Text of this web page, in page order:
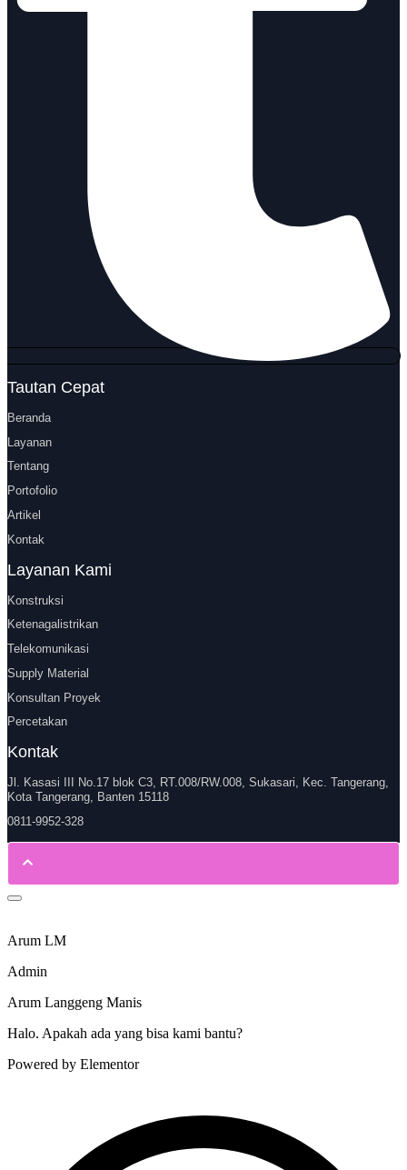
Tautan Cepat
Beranda
Layanan
Tentang
Portofolio
Artikel
Kontak
Layanan Kami
Konstruksi
Ketenagalistrikan
Telekomunikasi
Supply Material
Konsultan Proyek
Percetakan
Kontak
Jl. Kasasi III No.17 blok C3, RT.008/RW.008, Sukasari, Kec. Tangerang,
Kota Tangerang, Banten 15118
0811-9952-328
Arum LM
Admin
Arum Langgeng Manis
Halo. Apakah ada yang bisa kami bantu?
Powered by Elementor